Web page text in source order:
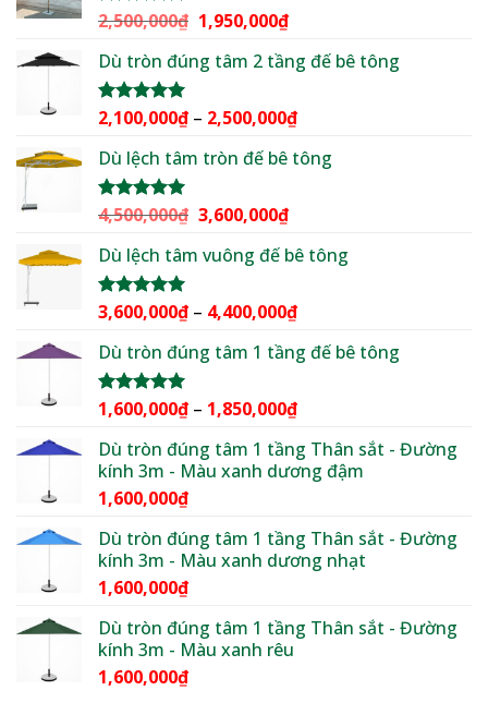
2,299,000₫.
Được xếp
5 sao
2,500,000₫ Giá
là:
1,950,000₫Giá
tại
1,950,000₫.
Dù tròn đúng tâm 2 tầng đế bê tông
Được xếp
5 sao
2,100,000₫ – 2,500,000₫Khoảng
từ
Dù lệch tâm tròn đế bê tông
Được xếp
5 sao
4,500,000₫ Giá
là:
3,600,000₫Giá
tại
3,600,000₫.
Dù lệch tâm vuông đế bê tông
Được xếp
5 sao
3,600,000₫ – 4,400,000₫Khoảng
từ
đến
Dù tròn đúng tâm 1 tầng đế bê tông
Được xếp
5 sao
1,600,000₫ – 1,850,000₫Khoảng
từ
1,600,000₫
Dù tròn đúng tâm 1 tầng Thân sắt - Đường
kính 3m - Màu xanh dương đậm
1,600,000₫
Dù tròn đúng tâm 1 tầng Thân sắt - Đường
kính 3m - Màu xanh dương nhạt
1,600,000₫
Dù tròn đúng tâm 1 tầng Thân sắt - Đường
kính 3m - Màu xanh rêu
1,600,000₫